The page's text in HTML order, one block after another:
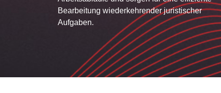
Bearbeitung wiederkehrender juristischer
Aufgaben.